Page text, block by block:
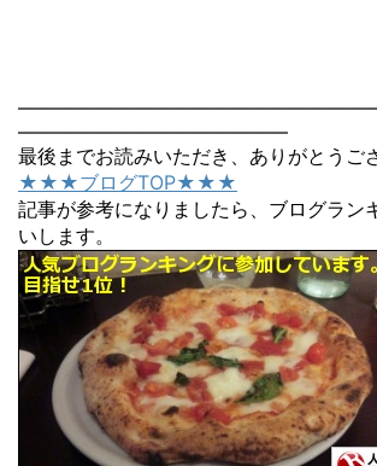
――――――――――――――
最後までお読みいただき、ありがとうご
★★★ブログTOP★★★
記事が参考になりましたら、ブログラン
いします。